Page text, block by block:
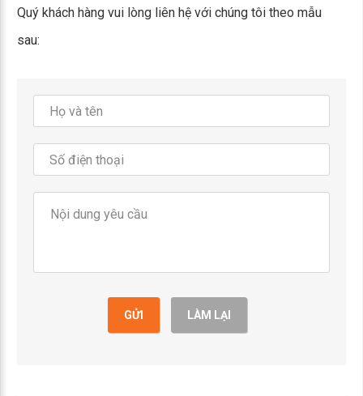
Quý khách hàng vui lòng liên hệ với chúng tôi theo mẫu
sau:
GỬI LÀM LẠI